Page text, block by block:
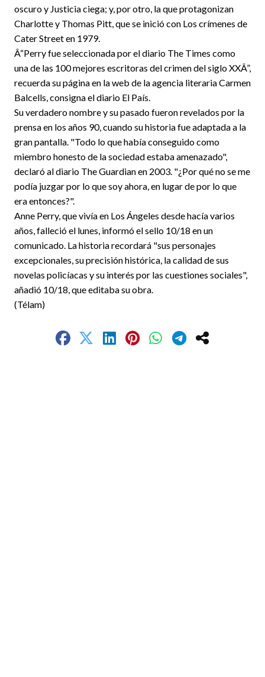
oscuro y Justicia ciega; y, por otro, la que protagonizan
Charlotte y Thomas Pitt, que se inició con Los crímenes de
Cater Street en 1979.
Â“Perry fue seleccionada por el diario The Times como
una de las 100 mejores escritoras del crimen del siglo XXÂ”,
recuerda su página en la web de la agencia literaria Carmen
Balcells, consigna el diario El País.
Su verdadero nombre y su pasado fueron revelados por la
prensa en los años 90, cuando su historia fue adaptada a la
gran pantalla. "Todo lo que había conseguido como
miembro honesto de la sociedad estaba amenazado",
declaró al diario The Guardian en 2003. "¿Por qué no se me
podía juzgar por lo que soy ahora, en lugar de por lo que
era entonces?".
Anne Perry, que vivía en Los Ángeles desde hacía varios
años, falleció el lunes, informó el sello 10/18 en un
comunicado. La historia recordará "sus personajes
excepcionales, su precisión histórica, la calidad de sus
novelas policíacas y su interés por las cuestiones sociales",
añadió 10/18, que editaba su obra.
(Télam)